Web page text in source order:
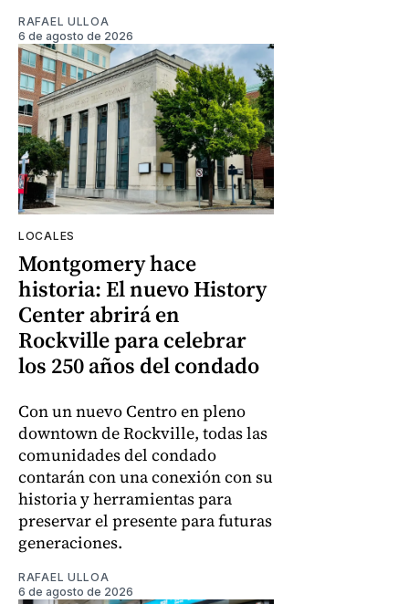
RAFAEL ULLOA
6 de agosto de 2026
LOCALES
Montgomery hace
historia: El nuevo History
Center abrirá en
Rockville para celebrar
los 250 años del condado
Con un nuevo Centro en pleno
downtown de Rockville, todas las
comunidades del condado
contarán con una conexión con su
historia y herramientas para
preservar el presente para futuras
generaciones.
RAFAEL ULLOA
6 de agosto de 2026